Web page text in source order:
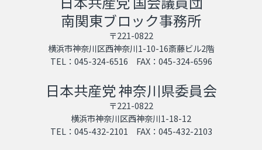
南関東ブロック事務所
〒221-0822
横浜市神奈川区西神奈川1-10-16斎藤ビル2階
TEL：045-324-6516 FAX：045-324-6596
日本共産党 神奈川県委員会
〒221-0822
横浜市神奈川区西神奈川1-18-12
TEL：045-432-2101 FAX：045-432-2103